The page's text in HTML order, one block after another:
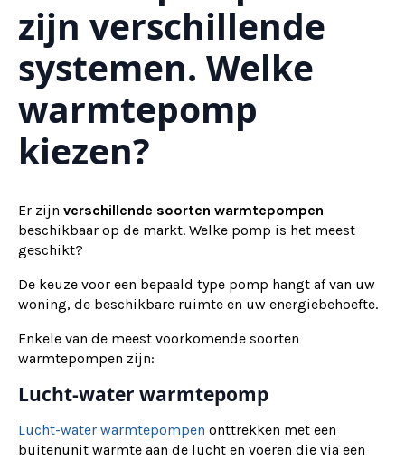
zijn verschillende
systemen. Welke
warmtepomp
kiezen?
Er zijn verschillende soorten warmtepompen
beschikbaar op de markt. Welke pomp is het meest
geschikt?
De keuze voor een bepaald type pomp hangt af van uw
woning, de beschikbare ruimte en uw energiebehoefte.
Enkele van de meest voorkomende soorten
warmtepompen zijn:
Lucht-water warmtepomp
Lucht-water warmtepompen onttrekken met een
buitenunit warmte aan de lucht en voeren die via een